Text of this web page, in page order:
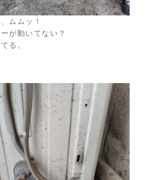
ムムッ！
が動いてない？
る。